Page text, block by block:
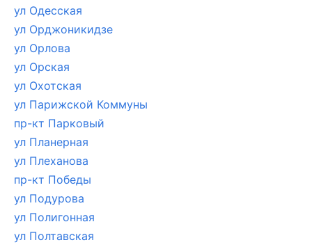
ул Одесская
ул Орджоникидзе
ул Орлова
ул Орская
ул Охотская
ул Парижской Коммуны
пр-кт Парковый
ул Планерная
ул Плеханова
пр-кт Победы
ул Подурова
ул Полигонная
ул Полтавская